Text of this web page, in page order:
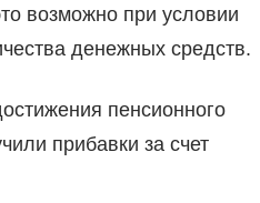
возможно при условии
денежных средств.
пенсионного
прибавки за счет